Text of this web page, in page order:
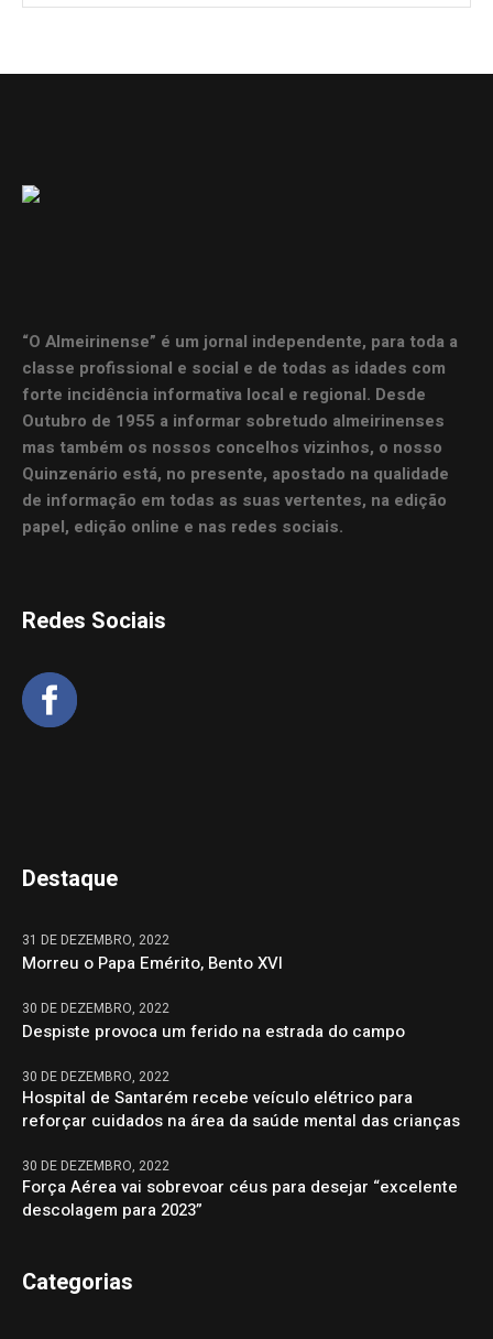
“O Almeirinense” é um jornal independente, para toda a
classe profissional e social e de todas as idades com
forte incidência informativa local e regional. Desde
Outubro de 1955 a informar sobretudo almeirinenses
mas também os nossos concelhos vizinhos, o nosso
Quinzenário está, no presente, apostado na qualidade
de informação em todas as suas vertentes, na edição
papel, edição online e nas redes sociais.
Redes Sociais
Destaque
31 DE DEZEMBRO, 2022
Morreu o Papa Emérito, Bento XVI
30 DE DEZEMBRO, 2022
Despiste provoca um ferido na estrada do campo
30 DE DEZEMBRO, 2022
Hospital de Santarém recebe veículo elétrico para
reforçar cuidados na área da saúde mental das crianças
30 DE DEZEMBRO, 2022
Força Aérea vai sobrevoar céus para desejar “excelente
descolagem para 2023”
Categorias